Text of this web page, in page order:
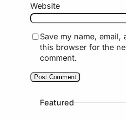
Website
Save my name, email,
this browser for the
comment.
Featured